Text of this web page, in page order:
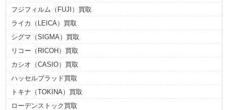
フジフィルム（FUJI）買取
ライカ（LEICA）買取
シグマ（SIGMA）買取
リコー（RICOH）買取
カシオ（CASIO）買取
ハッセルブラッド買取
トキナ（TOKINA）買取
ローデンストック買取